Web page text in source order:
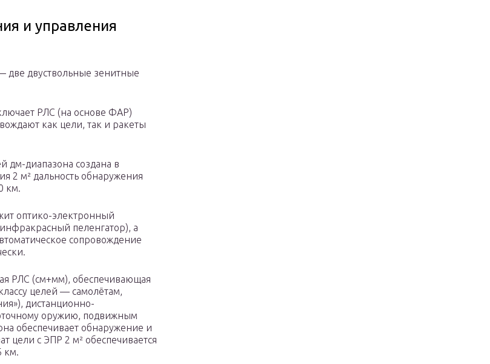
и управления
две двуствольные зенитные
РЛС (на основе ФАР)
как цели, так и ракеты
дм-диапазона создана в
2 м² дальность обнаружения
км.
оптико-электронный
пеленгатор), а
сопровождение
РЛС (см+мм), обеспечивающая
целей — самолётам,
дистанционно-
оружию, подвижным
обеспечивает обнаружение и
цели с ЭПР 2 м² обеспечивается
км.